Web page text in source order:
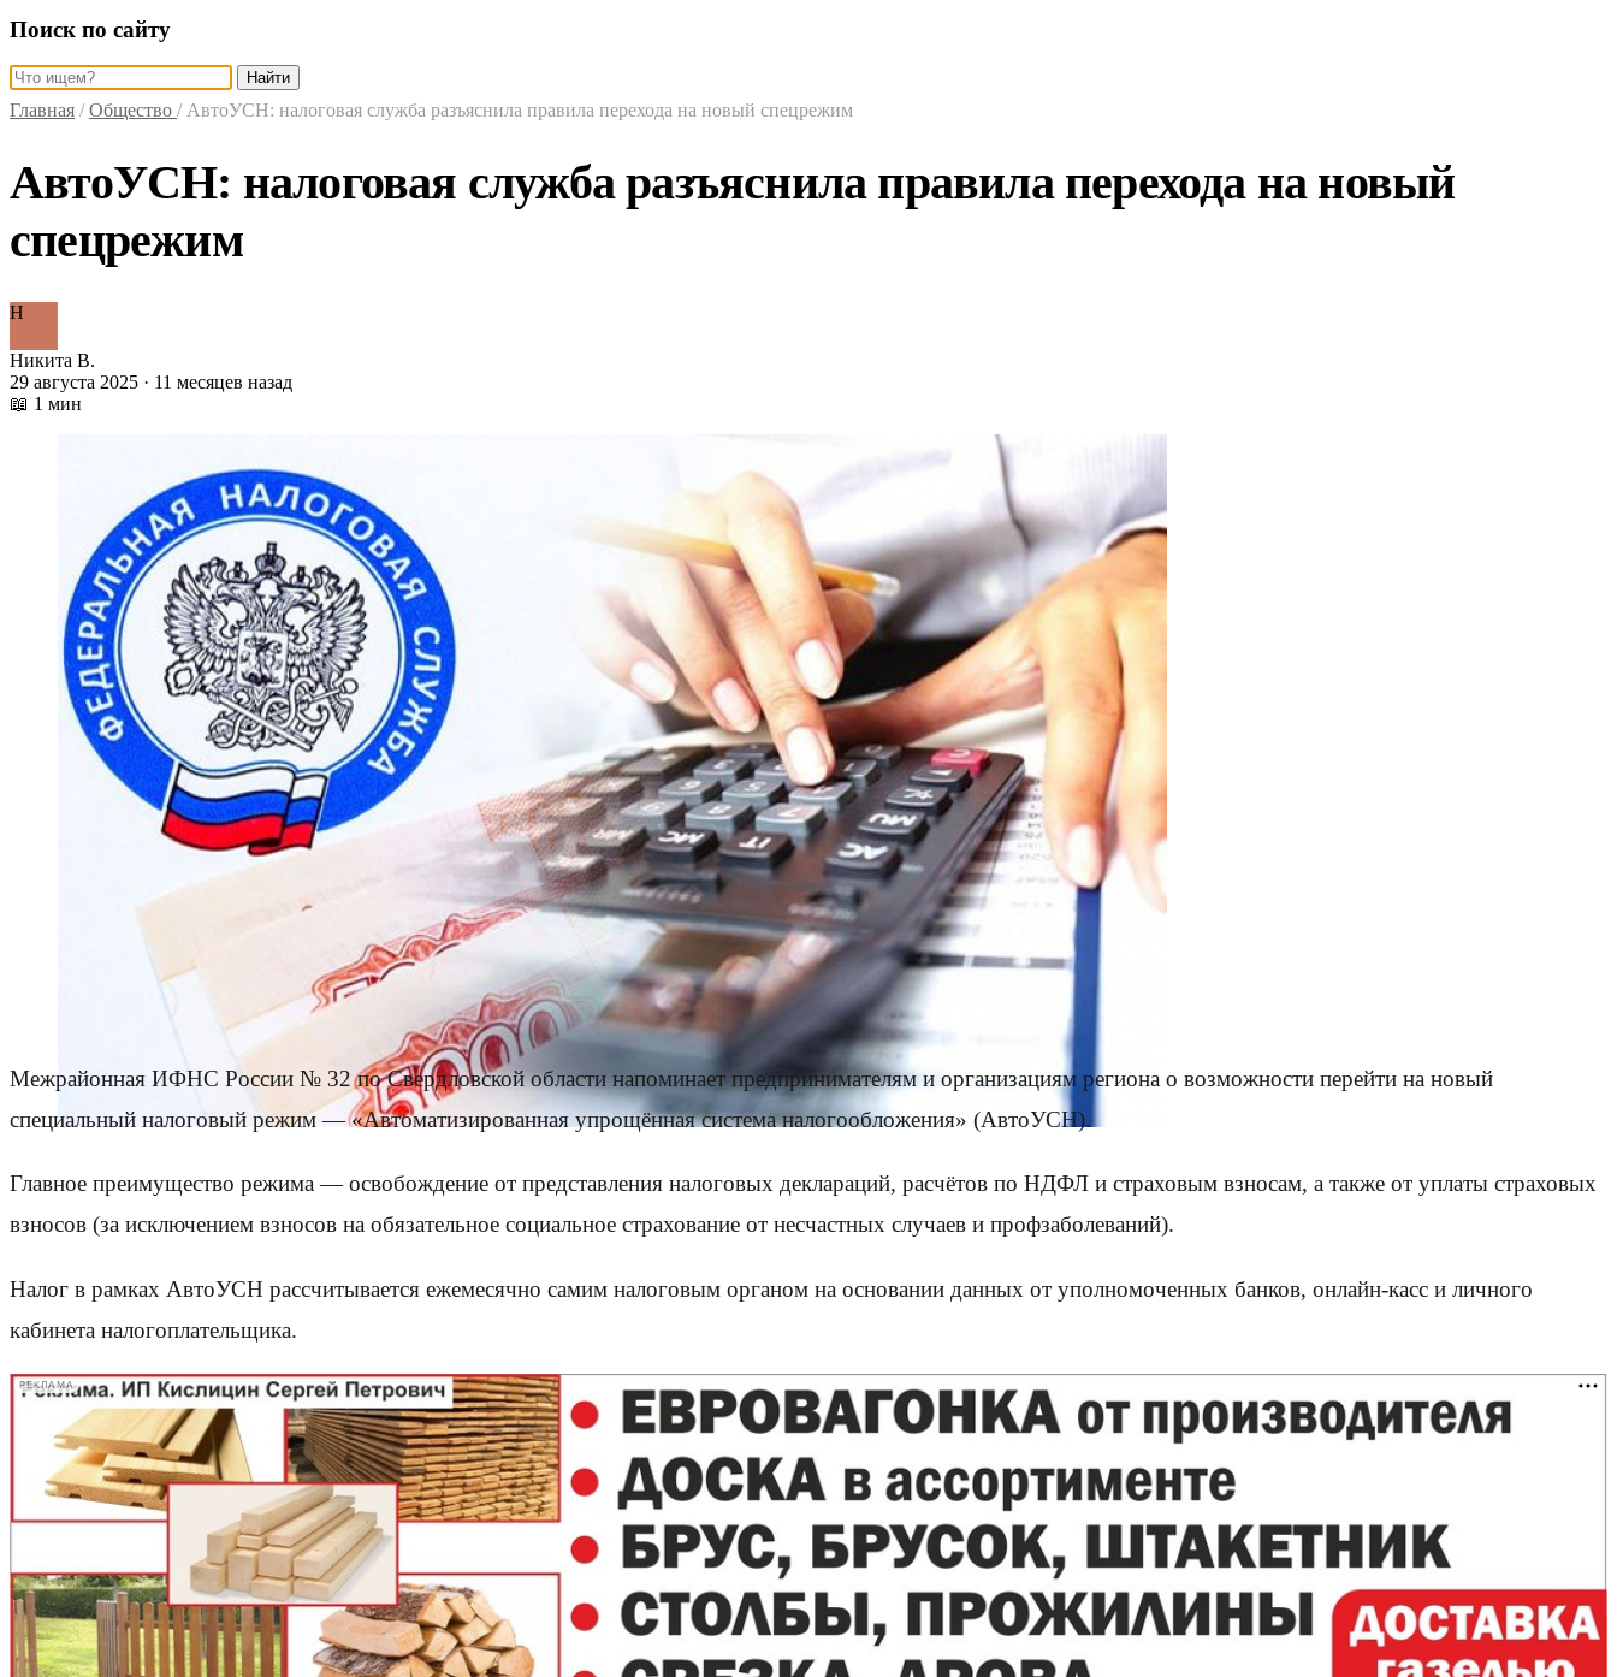
Поиск по сайту
Найти
Главная / Общество / АвтоУСН: налоговая служба разъяснила правила перехода на новый спецрежим
АвтоУСН: налоговая служба разъяснила правила перехода на новый
спецрежим
Н
Никита В.
29 августа 2025 · 11 месяцев назад
📖 1 мин
Межрайонная ИФНС России № 32 по Свердловской области напоминает предпринимателям и организациям региона о возможности перейти на новый
специальный налоговый режим — «Автоматизированная упрощённая система налогообложения» (АвтоУСН).
Главное преимущество режима — освобождение от представления налоговых деклараций, расчётов по НДФЛ и страховым взносам, а также от уплаты страховых
взносов (за исключением взносов на обязательное социальное страхование от несчастных случаев и профзаболеваний).
Налог в рамках АвтоУСН рассчитывается ежемесячно самим налоговым органом на основании данных от уполномоченных банков, онлайн-касс и личного
кабинета налогоплательщика.
РЕКЛАМА